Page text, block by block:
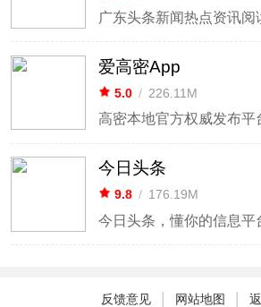
广东头条新闻热点资讯阅
爱高密App
5.0 / 226.11M
高密本地官方权威发布平
今日头条
9.8 / 176.19M
今日头条，懂你的信息平
反馈意见 | 网站地图 |